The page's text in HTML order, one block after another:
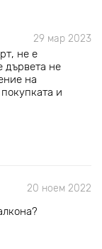
29 мар 2023
не е
дървета не
на
и
20 ноем 2022